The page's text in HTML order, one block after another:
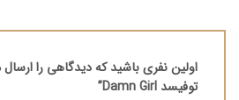
اولین نفری باشید که دیدگاهی را
توفیسد Damn Girl”